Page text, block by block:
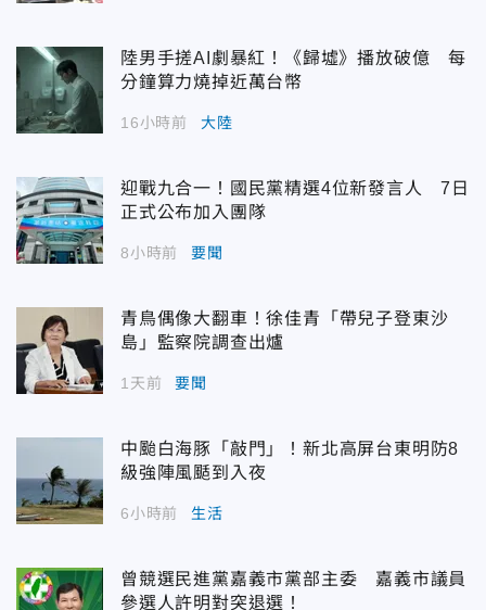
陸男手搓AI劇暴紅！《歸墟》播放破億 每
分鐘算力燒掉近萬台幣
16小時前 大陸
迎戰九合一！國民黨精選4位新發言人 7日
正式公布加入團隊
8小時前 要聞
青鳥偶像大翻車！徐佳青「帶兒子登東沙
島」監察院調查出爐
1天前 要聞
中颱白海豚「敲門」！新北高屏台東明防8
級強陣風颳到入夜
6小時前 生活
曾競選民進黨嘉義市黨部主委 嘉義市議員
參選人許明對突退選！